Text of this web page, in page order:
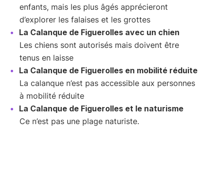
enfants, mais les plus âgés apprécieront
d’explorer les falaises et les grottes
La Calanque de Figuerolles avec un chien
Les chiens sont autorisés mais doivent être
tenus en laisse
La Calanque de Figuerolles en mobilité réduite
La calanque n’est pas accessible aux personnes
à mobilité réduite
La Calanque de Figuerolles et le naturisme
Ce n’est pas une plage naturiste.